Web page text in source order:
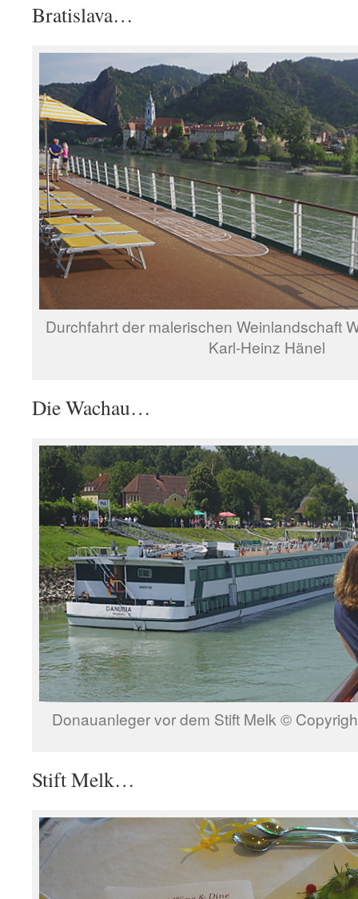
Bratislava…
Durchfahrt der malerischen Weinlandschaft
Karl-Heinz Hänel
Die Wachau…
Donauanleger vor dem Stift Melk ©
Stift Melk…